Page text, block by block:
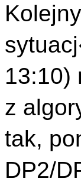
z
tak,
DP2/